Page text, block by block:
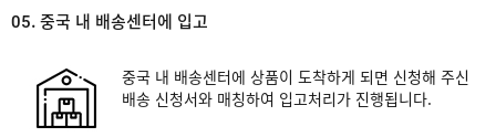
05. 중국 내 배송센터에 입고
중국 내 배송센터에 상품이 도착하게 되면 신청해 주신
배송 신청서와 매칭하여 입고처리가 진행됩니다.